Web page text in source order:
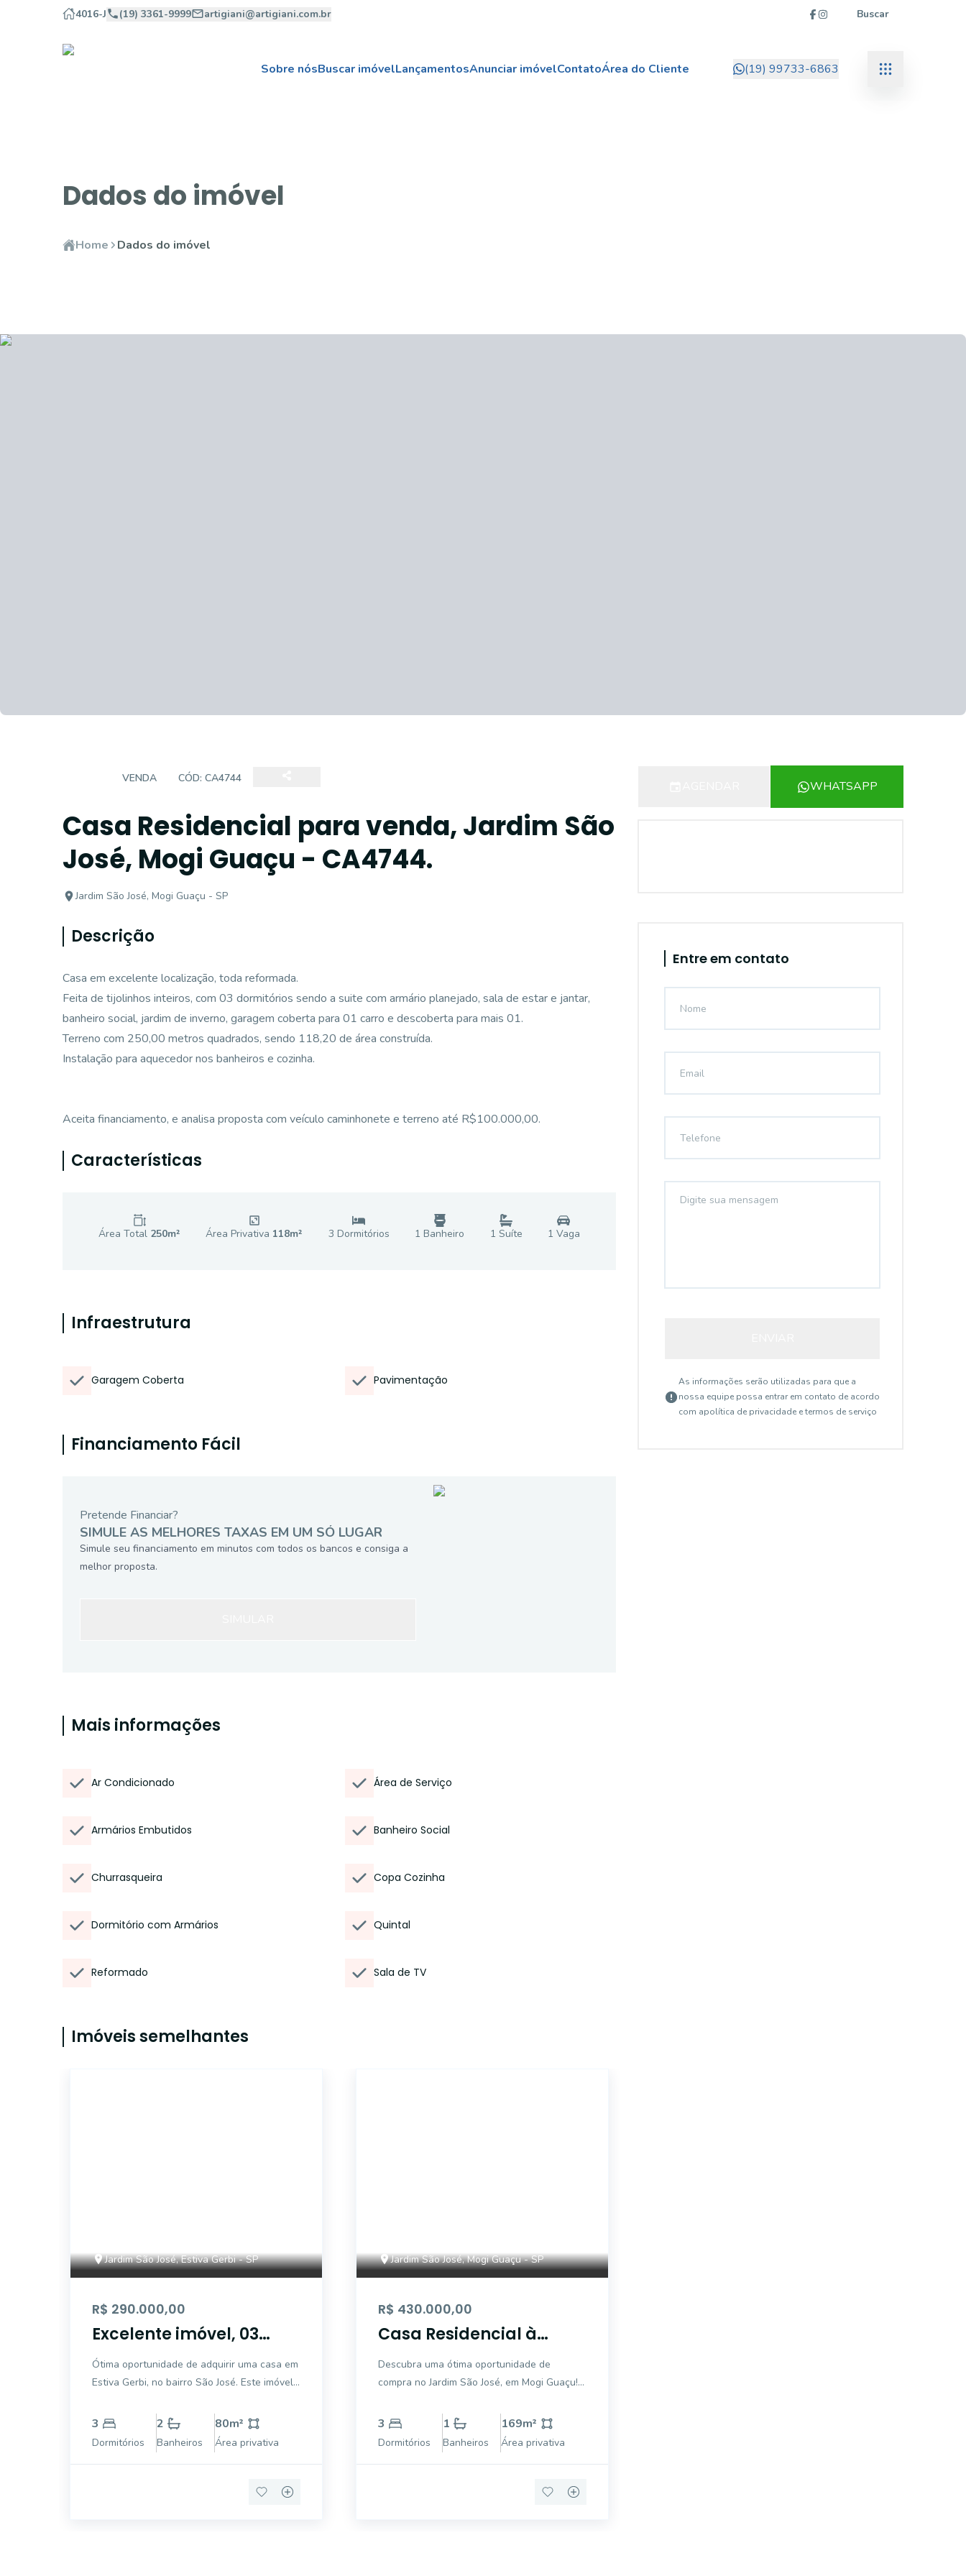
4016-J (19) 3361-9999 artigiani@artigiani.com.br Buscar
Sobre nósBuscar imóvelLançamentosAnunciar imóvelContatoÁrea do Cliente (19) 99733-6863
Dados do imóvel
Home Dados do imóvel
VENDA CÓD: CA4744
Casa Residencial para venda, Jardim São
José, Mogi Guaçu - CA4744.
Jardim São José, Mogi Guaçu - SP
Descrição
Casa em excelente localização, toda reformada.
Feita de tijolinhos inteiros, com 03 dormitórios sendo a suite com armário planejado, sala de estar e jantar,
banheiro social, jardim de inverno, garagem coberta para 01 carro e descoberta para mais 01.
Terreno com 250,00 metros quadrados, sendo 118,20 de área construída.
Instalação para aquecedor nos banheiros e cozinha.
Aceita financiamento, e analisa proposta com veículo caminhonete e terreno até R$100.000,00.
Características
Área Total 250m² Área Privativa 118m² 3 Dormitórios 1 Banheiro 1 Suíte 1 Vaga
Infraestrutura
Garagem Coberta Pavimentação
Financiamento Fácil
Pretende Financiar?
SIMULE AS MELHORES TAXAS EM UM SÓ LUGAR
Simule seu financiamento em minutos com todos os bancos e consiga a
melhor proposta.
Mais informações
Ar Condicionado Área de Serviço
Armários Embutidos Banheiro Social
Churrasqueira Copa Cozinha
Dormitório com Armários Quintal
Reformado Sala de TV
Imóveis semelhantes
Jardim São José, Estiva Gerbi - SP
R$ 290.000,00
Excelente imóvel, 03
dormitórios, sala,
cozinha, banheiro, área
churrasqueira.
Ótima oportunidade de adquirir uma casa em
Estiva Gerbi, no bairro São José. Este imóvel
vagas de garagem, proporcionando conforto
e praticidade para você e sua família.
Aproveite para desfrutar de momentos de
3
Dormitórios
2
Banheiros
80m²
Área privativa
Jardim São José, Mogi Guaçu - SP
R$ 430.000,00
Casa Residencial à
venda, Jardim São José,
Mogi Guaçu - CA6485.
Descubra uma ótima oportunidade de
compra no Jardim São José, em Mogi Guaçu!
área privativa em um terreno de 250 m², ideal
para quem busca conforto e espaço.
Localizada em um bairro tranquilo, com fácil
3
Dormitórios
1
Banheiros
169m²
Área privativa
WHATSAPP
Entre em contato
As informações serão utilizadas para que a
nossa equipe possa entrar em contato de acordo
com apolítica de privacidade e termos de serviço